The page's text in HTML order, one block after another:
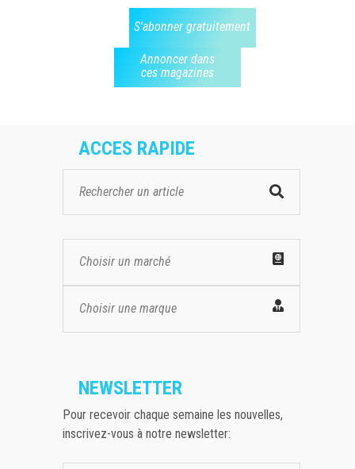
S'abonner gratuitement
Annoncer dans
ces magazines
ACCES RAPIDE
Choisir un marché
Choisir une marque
NEWSLETTER
Pour recevoir chaque semaine les nouvelles,
inscrivez-vous à notre newsletter: